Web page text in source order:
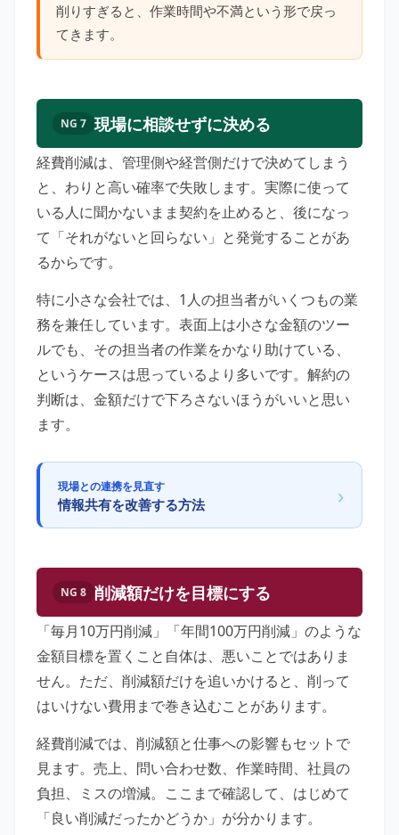
削りすぎると、作業時間や不満という形で戻っ
てきます。
NG 7 現場に相談せずに決める
経費削減は、管理側や経営側だけで決めてしまう
と、わりと高い確率で失敗します。実際に使って
いる人に聞かないまま契約を止めると、後になっ
て「それがないと回らない」と発覚することがあ
るからです。
特に小さな会社では、1人の担当者がいくつもの業
務を兼任しています。表面上は小さな金額のツー
ルでも、その担当者の作業をかなり助けている、
というケースは思っているより多いです。解約の
判断は、金額だけで下ろさないほうがいいと思い
ます。
現場との連携を見直す
情報共有を改善する方法 ›
NG 8 削減額だけを目標にする
「毎月10万円削減」「年間100万円削減」のような
金額目標を置くこと自体は、悪いことではありま
せん。ただ、削減額だけを追いかけると、削って
はいけない費用まで巻き込むことがあります。
経費削減では、削減額と仕事への影響もセットで
見ます。売上、問い合わせ数、作業時間、社員の
負担、ミスの増減。ここまで確認して、はじめて
「良い削減だったかどうか」が分かります。